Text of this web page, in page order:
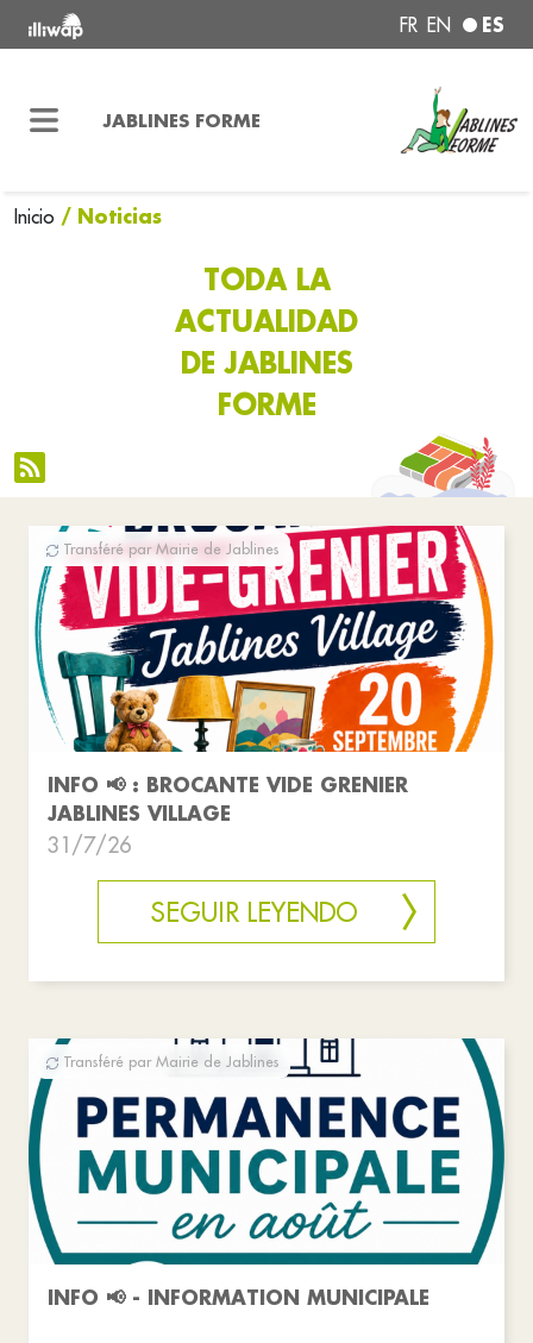
FR EN ES
JABLINES FORME
Inicio / Noticias
TODA LA
ACTUALIDAD
DE JABLINES
FORME
Transféré par Mairie de Jablines
INFO 📢 : BROCANTE VIDE GRENIER
JABLINES VILLAGE
31/7/26
SEGUIR LEYENDO
Transféré par Mairie de Jablines
INFO 📢 - INFORMATION MUNICIPALE